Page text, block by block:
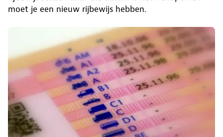
moet je een nieuw rijbewijs hebben.